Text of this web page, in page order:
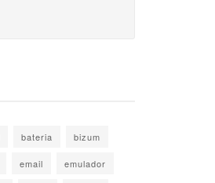
bateria bizum
email emulador